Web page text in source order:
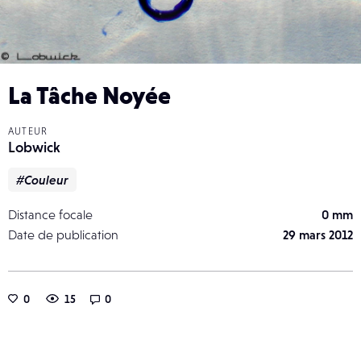
La Tâche Noyée
AUTEUR
Lobwick
#Couleur
Distance focale
0 mm
Date de publication
29 mars 2012
0 15 0